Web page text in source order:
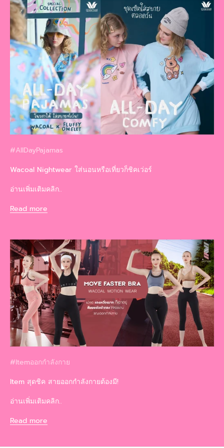
#AllDayPajamas
Wacoal Nightwear ใส่นอนหรือเที่ยวก็ชิคเว่อร์
อ่านเพิ่มเติมคลิก..
Read more
#Itemออกกำลังกาย
Item สุดชิค สายออกกำลังกายต้องมี!
อ่านเพิ่มเติมคลิก..
Read more